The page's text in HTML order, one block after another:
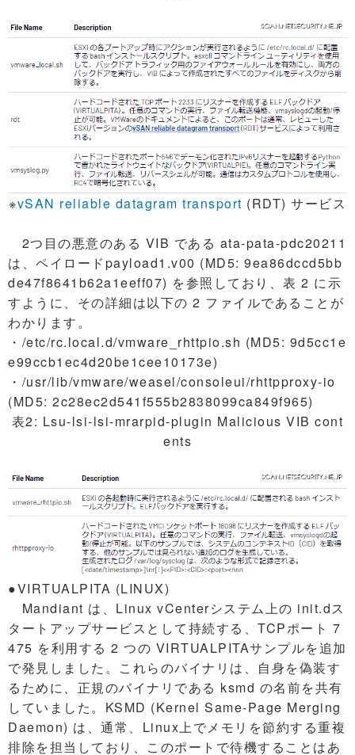
※vSAN reliable datagram transport (RDT) サービス
2つ目の悪意のある VIB である ata-pata-pdc20211
は、ペイロードpayload1.v00 (MD5: 9ea86dccd5bb
de47f8641b62a1eeff07) を参照しており、表 2 に示
すように、その詳細は以下の 2 ファイルであることが
わかります。
・/etc/rc.local.d/vmware_rhttpio.sh (MD5: 9d5cc1e
e99ccb1ec4d20be1cee10173e)
・/usr/lib/vmware/weasel/consoleui/rhttpproxy-io
(MD5: 2c28ec2d541f555b2838099ca849f965)
表2: Lsu-lsi-lsi-mrarpid-plugin Malicious VIB cont
ents
●VIRTUALPITA (LINUX)
Mandiant は、Linux vCenterシステム上の init.dス
タートアップサービスとして持続する、TCPポート 7
475 を利用する 2 つの VIRTUALPITAサンプルを追加
で発見しました。これらのバイナリは、自身を偽装す
るために、正規のバイナリである ksmd の名前を共有
していました。KSMD (Kernel Same-Page Merging
Daemon) は、通常、Linux上でメモリを節約する重複
排除を担当しており、このポートで待機することはあ